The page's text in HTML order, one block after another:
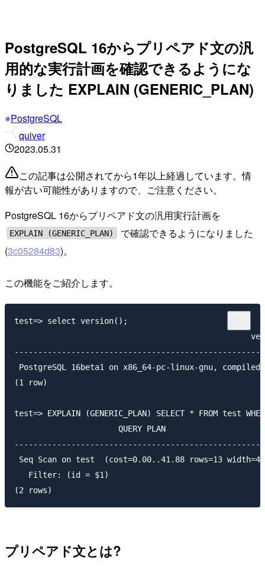
PostgreSQL 16からプリペアド文の汎
用的な実行計画を確認できるようにな
りました EXPLAIN (GENERIC_PLAN)
PostgreSQL
quiver
2023.05.31
この記事は公開されてから1年以上経過しています。情
報が古い可能性がありますので、ご注意ください。
PostgreSQL 16からプリペアド文の汎用実行計画を
EXPLAIN (GENERIC_PLAN)
で確認できるようになりました
(3c05284d83)。
この機能をご紹介します。
test=> select version();
PostgreSQL 16beta1 on x86_64-pc-linux-gnu,
(1 row)
test=> EXPLAIN (GENERIC_PLAN) SELECT * FROM test
                      QUERY PLAN
Seq Scan on test  (cost=0.00..41.88 rows=13 width=4)
   Filter: (id = $1)
プリペアド文とは?